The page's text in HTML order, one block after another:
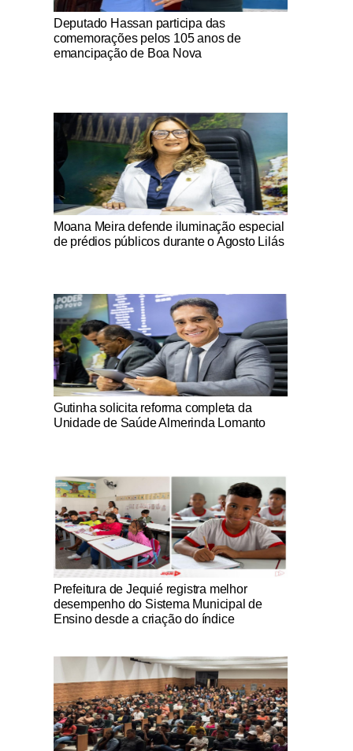
Notícias Católicas
Deputado Hassan participa das
comemorações pelos 105 anos de
emancipação de Boa Nova
Notícias Católicas
Moana Meira defende iluminação especial
de prédios públicos durante o Agosto Lilás
Notícias Católicas
Gutinha solicita reforma completa da
Unidade de Saúde Almerinda Lomanto
Notícias Católicas
Prefeitura de Jequié registra melhor
desempenho do Sistema Municipal de
Ensino desde a criação do índice